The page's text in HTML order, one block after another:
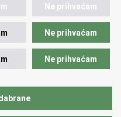
Republiku Hrvatsku
Ne prihvaćam
Ne prihvaćam
Ne prihvaćam